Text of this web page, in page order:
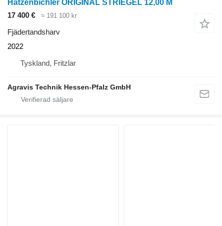
Hatzenbichler ORIGINAL STRIEGEL 12,00 M
17 400 €
≈ 191 100 kr
Fjädertandsharv
2022
Tyskland, Fritzlar
Agravis Technik Hessen-Pfalz GmbH